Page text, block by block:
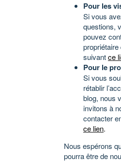
Pour les
Si vous
questions,
pouvez
propriétaire
suivantce
Pour le
Si vous
rétablir
blog, nous
invitons à
contacter
ce lien.
Nous espérons
pourra être de